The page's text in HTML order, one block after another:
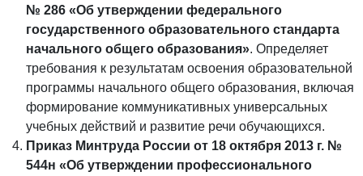
№ 286 «Об утверждении федерального
государственного образовательного стандарта
начального общего образования». Определяет
требования к результатам освоения образовательной
программы начального общего образования, включая
формирование коммуникативных универсальных
учебных действий и развитие речи обучающихся.
Приказ Минтруда России от 18 октября 2013 г. №
544н «Об утверждении профессионального